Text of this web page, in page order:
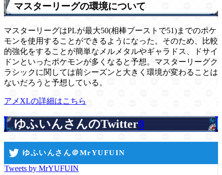
マスターリーグの環境について
マスターリーグはPLが最大50(相棒ブーストで51)までのポケ
モンを使用することができるようになった。そのため、比較
的強化をすることが簡単なメルメタルやギャラドス、ドサイ
ドンといったポケモンが多くなると予想。マスターリーグク
ラシックに関しては前シーズンと大きく環境が変わることは
ないだろうと予想している。
アメXLの詳細はこちら
ゆふいんさんのTwitter0
ゆふいんさん＠MrYUFUIN
Tweets by MrYUFUIN